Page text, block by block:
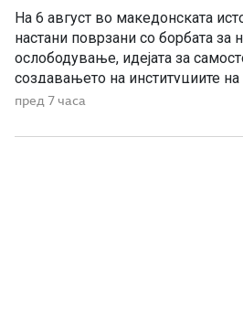
На 6 август во македонската
настани поврзани со борбата за
ослободување, идејата за
создавањето на институциите
македонска држава. 1875 –
Григорие Хаџи Ташковиќ –
пред 7 часа